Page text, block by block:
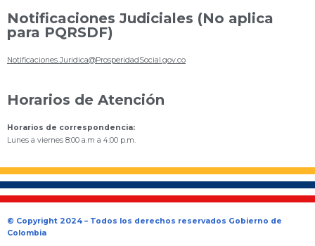
Notificaciones Judiciales (No aplica
para PQRSDF)
Notificaciones.Juridica@ProsperidadSocial.gov.co
Horarios de Atención
Horarios de correspondencia:
Lunes a viernes 8:00 a.m a 4:00 p.m.
© Copyright 2024 – Todos los derechos reservados Gobierno de
Colombia